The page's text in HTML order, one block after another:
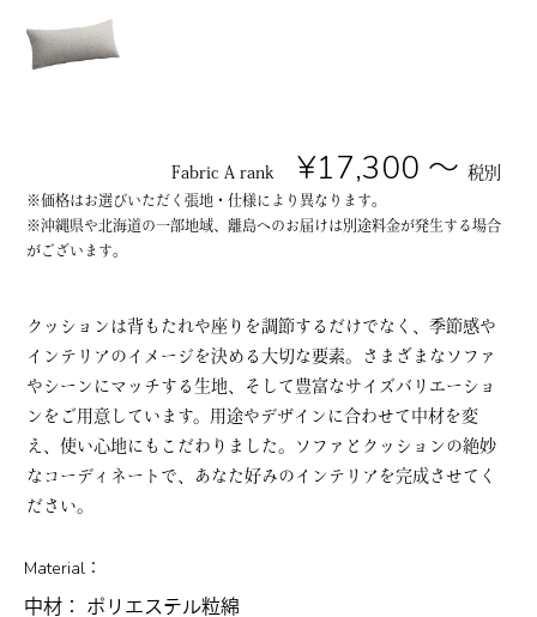
Fabric A rank ¥17,300 ～ 税別
※価格はお選びいただく張地・仕様により異なります。
※沖縄県や北海道の一部地域、離島へのお届けは別途料金が発生する場合
がございます。
クッションは背もたれや座りを調節するだけでなく、季節感や
インテリアのイメージを決める大切な要素。さまざまなソファ
やシーンにマッチする生地、そして豊富なサイズバリエーショ
ンをご用意しています。用途やデザインに合わせて中材を変
え、使い心地にもこだわりました。ソファとクッションの絶妙
なコーディネートで、あなた好みのインテリアを完成させてく
ださい。
Material：
中材： ポリエステル粒綿